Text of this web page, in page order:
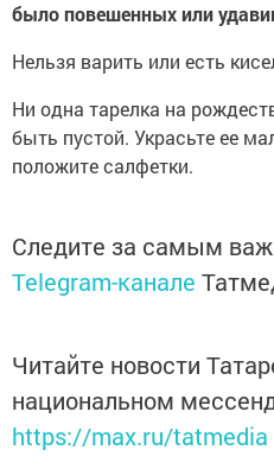
было повешенных или
Нельзя варить или есть
Ни одна тарелка на
быть пустой. Украсьте ее
положите салфетки.
Следите за самым
Telegram-канале
Читайте новости
национальном
https://max.ru/tatmedia